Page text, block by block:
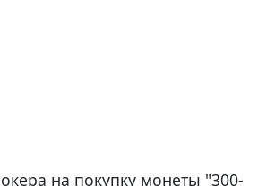
на покупку монеты "300-